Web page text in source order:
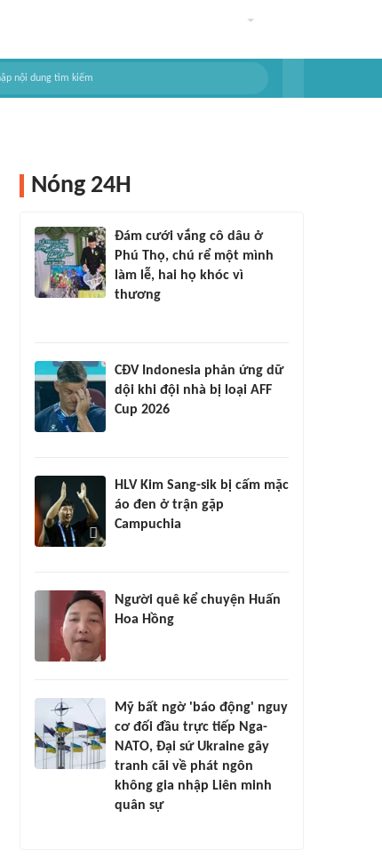
Nóng 24H
Đám cưới vắng cô dâu ở
Phú Thọ, chú rể một mình
làm lễ, hai họ khóc vì
thương
CĐV Indonesia phản ứng dữ
dội khi đội nhà bị loại AFF
Cup 2026
HLV Kim Sang-sik bị cấm mặc
áo đen ở trận gặp
Campuchia
Người quê kể chuyện Huấn
Hoa Hồng
Mỹ bất ngờ 'báo động' nguy
cơ đối đầu trực tiếp Nga-
NATO, Đại sứ Ukraine gây
tranh cãi về phát ngôn
không gia nhập Liên minh
quân sự